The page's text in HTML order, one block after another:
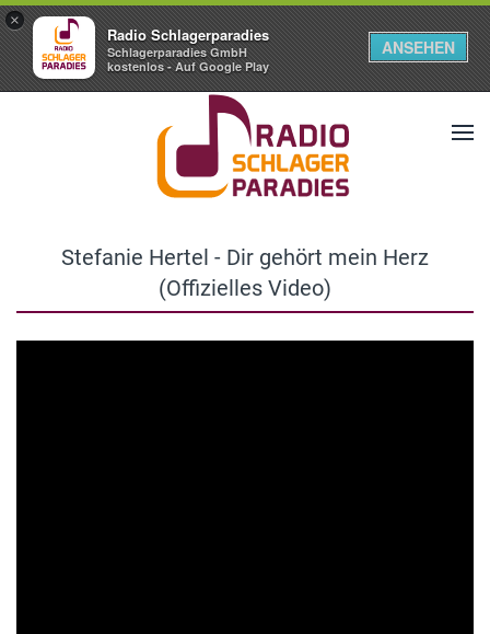
×
Radio Schlagerparadies
Schlagerparadies GmbH
kostenlos - Auf Google Play
ANSEHEN
Stefanie Hertel - Dir gehört mein Herz
(Offizielles Video)